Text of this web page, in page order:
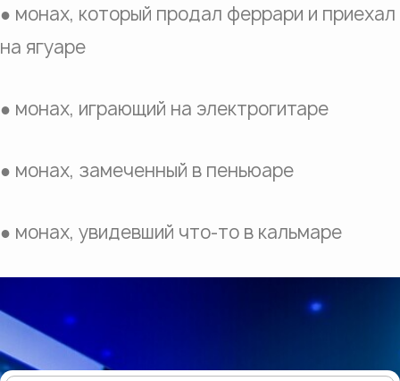
● монах, который продал феррари и приехал
на ягуаре
● монах, играющий на электрогитаре
● монах, замеченный в пеньюаре
● монах, увидевший что-то в кальмаре